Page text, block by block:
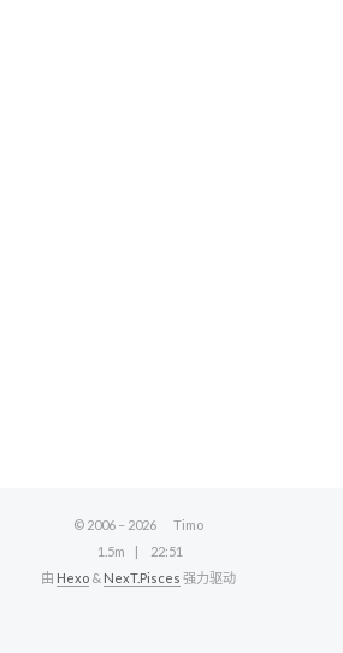
© 2006 – 2026
Timo
1.5m
22:51
由 Hexo & NexT.Pisces 强力驱动